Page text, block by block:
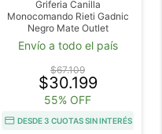
Griferia Canilla
Monocomando Rieti Gadnic
Negro Mate Outlet
Envío a todo el país
$67.109
$30.199
55% OFF
DESDE 3 CUOTAS SIN INTERÉS